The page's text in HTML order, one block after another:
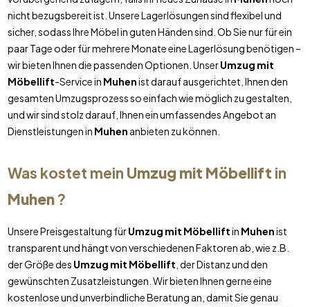
nicht bezugsbereit ist. Unsere Lagerlösungen sind flexibel und
sicher, sodass Ihre Möbel in guten Händen sind. Ob Sie nur für ein
paar Tage oder für mehrere Monate eine Lagerlösung benötigen –
wir bieten Ihnen die passenden Optionen. UnserUmzug mit
Möbellift-Service in Muhenist darauf ausgerichtet, Ihnen den
gesamten Umzugsprozess so einfach wie möglich zu gestalten,
und wir sind stolz darauf, Ihnen ein umfassendes Angebot an
Dienstleistungen in Muhen anbieten zu können.
Was kostet mein Umzug mit Möbellift in
Muhen?
Unsere Preisgestaltung fürUmzug mit Möbelliftin Muhenist
transparent und hängt von verschiedenen Faktoren ab, wie z.B.
der Größe des Umzug mit Möbellift , der Distanz und den
gewünschten Zusatzleistungen. Wir bieten Ihnen gerne eine
kostenlose und unverbindliche Beratung an, damit Sie genau